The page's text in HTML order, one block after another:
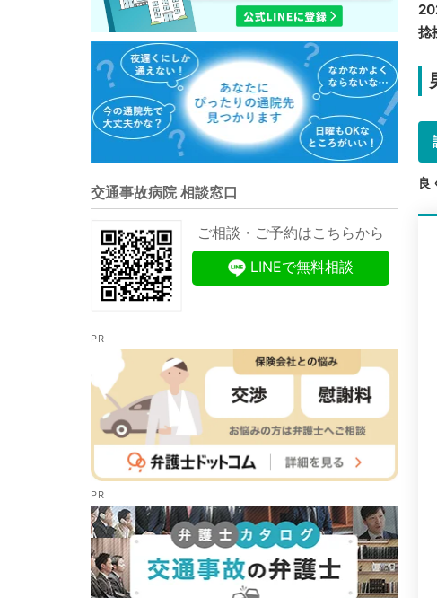
交通事故病院 相談窓口
ご相談・ご予約はこちらから
LINEで無料相談
捻
良